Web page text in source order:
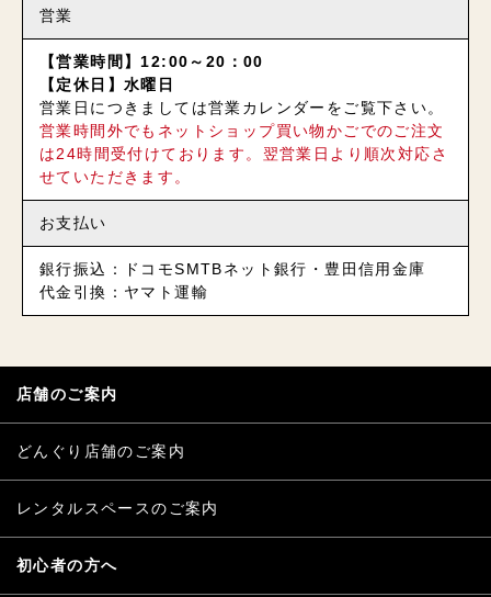
営業
【営業時間】12:00～20：00
【定休日】水曜日
営業日につきましては営業カレンダーをご覧下さい。
営業時間外でもネットショップ買い物かごでのご注文
は24時間受付けております。翌営業日より順次対応さ
せていただきます。
お支払い
銀行振込：ドコモSMTBネット銀行・豊田信用金庫
代金引換：ヤマト運輸
店舗のご案内
どんぐり店舗のご案内
レンタルスペースのご案内
初心者の方へ